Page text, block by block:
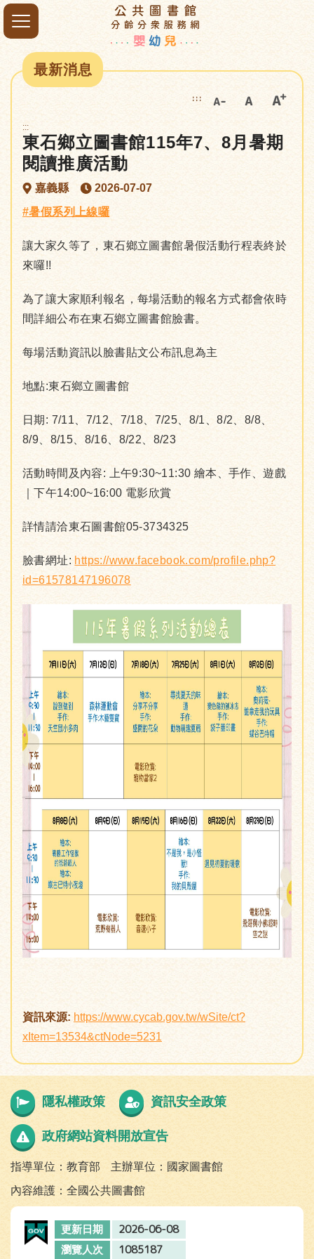
最新消息
:::
:::
東石鄉立圖書館115年7、8月暑期
閱讀推廣活動
嘉義縣
2026-07-07
#暑假系列上線囉
讓大家久等了，東石鄉立圖書館暑假活動行程表終於
來囉!!
為了讓大家順利報名，每場活動的報名方式都會依時
間詳細公布在東石鄉立圖書館臉書。
每場活動資訊以臉書貼文公布訊息為主
地點:東石鄉立圖書館
日期: 7/11、7/12、7/18、7/25、8/1、8/2、8/8、
8/9、8/15、8/16、8/22、8/23
活動時間及內容: 上午9:30~11:30 繪本、手作、遊戲
｜下午14:00~16:00 電影欣賞
詳情請洽東石圖書館05-3734325
臉書網址: https://www.facebook.com/profile.php?
id=61578147196078
資訊來源: https://www.cycab.gov.tw/wSite/ct?
xItem=13534&ctNode=5231
隱私權政策 資訊安全政策
政府網站資料開放宣告
指導單位：教育部
主辦單位：國家圖書館
內容維護：全國公共圖書館
更新日期 2026-06-08
瀏覽人次 1085187